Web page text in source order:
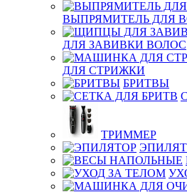
ВЫПРЯМИТЕЛЬ ДЛЯ
ДЛЯ ЗАВИВКИ ВОЛОС
ДЛЯ СТРИЖКИ
БРИТВЫ
ТРИММЕР